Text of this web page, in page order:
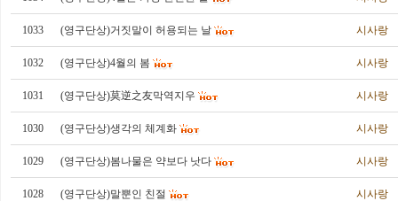
1033 (영구단상)거짓말이 허용되는 날 시사랑
1032 (영구단상)4월의 봄 시사랑
1031 (영구단상)莫逆之友막역지우 시사랑
1030 (영구단상)생각의 체계화 시사랑
1029 (영구단상)봄나물은 약보다 낫다 시사랑
1028 (영구단상)말뿐인 친절 시사랑